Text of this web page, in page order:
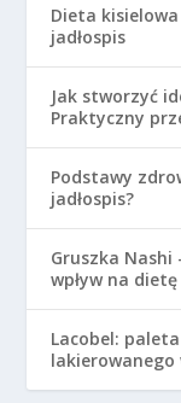
Dieta
jadłospis
Jak stworzyć
Praktyczny
Podstawy
jadłospis?
Gruszka Nashi
wpływ na
Lacobel: